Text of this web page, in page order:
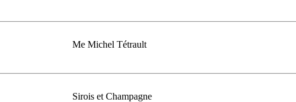
Me Michel Tétrault
Sirois et Champagne